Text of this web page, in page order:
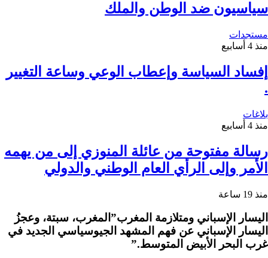
سياسيون ضد الوطن والملك
مستجدات
منذ 4 أسابيع
إفساد السياسة وإعطاب الوعي وساعة التغيير
.
بلاغات
منذ 4 أسابيع
رسالة مفتوحة من عائلة المنوزي إلى من يهمه
الأمر وإلى الرأي العام الوطني والدولي
منذ 19 ساعة
اليسار الإسباني ومتلازمة المغرب”المغرب، سبتة، وعجزُ
اليسار الإسباني عن فهم المشهد الجيوسياسي الجديد في
غرب البحر الأبيض المتوسط.”